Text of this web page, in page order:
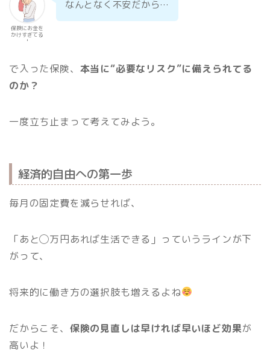
保険にお金を
かけすぎてる
人
なんとなく不安だから…
で入った保険、 本当に“必要なリスク”に備えられてる
のか？
一度立ち止まって考えてみよう。
経済的自由への第一歩
毎月の固定費を減らせれば、
「あと◯万円あれば生活できる」っていうラインが下
がって、
将来的に働き方の選択肢も増えるよね
だからこそ、 保険の見直しは早ければ早いほど効果が
高いよ！